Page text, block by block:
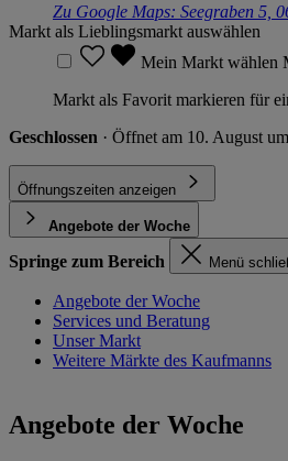
Zu Google Maps: Seegraben 5,
Markt als Lieblingsmarkt auswählen
Mein Markt wählen
Markt als Favorit markieren für
Geschlossen · Öffnet am 10. August
Öffnungszeiten anzeigen
Angebote der Woche
Springe zum Bereich Menü
Angebote der Woche
Services und Beratung
Unser Markt
Weitere Märkte des Kaufmanns
Angebote der Woche